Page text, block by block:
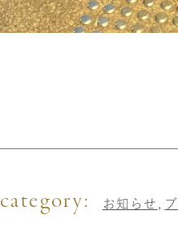
category: お知らせ